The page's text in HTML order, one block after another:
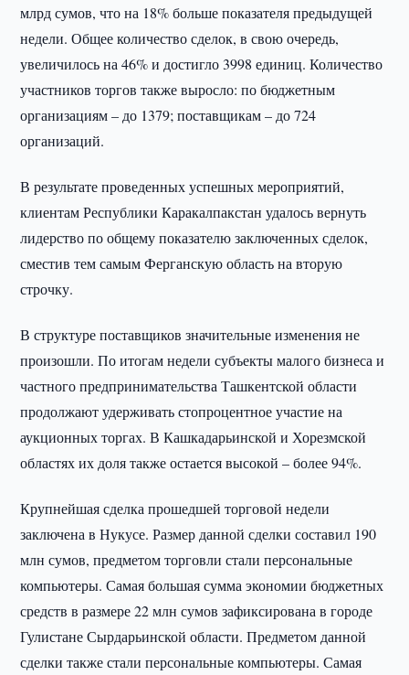
млрд сумов, что на 18% больше показателя предыдущей
недели. Общее количество сделок, в свою очередь,
увеличилось на 46% и достигло 3998 единиц. Количество
участников торгов также выросло: по бюджетным
организациям – до 1379; поставщикам – до 724
организаций.
В результате проведенных успешных мероприятий,
клиентам Республики Каракалпакстан удалось вернуть
лидерство по общему показателю заключенных сделок,
сместив тем самым Ферганскую область на вторую
строчку.
В структуре поставщиков значительные изменения не
произошли. По итогам недели субъекты малого бизнеса и
частного предпринимательства Ташкентской области
продолжают удерживать стопроцентное участие на
аукционных торгах. В Кашкадарьинской и Хорезмской
областях их доля также остается высокой – более 94%.
Крупнейшая сделка прошедшей торговой недели
заключена в Нукусе. Размер данной сделки составил 190
млн сумов, предметом торговли стали персональные
компьютеры. Самая большая сумма экономии бюджетных
средств в размере 22 млн сумов зафиксирована в городе
Гулистане Сырдарьинской области. Предметом данной
сделки также стали персональные компьютеры. Самая